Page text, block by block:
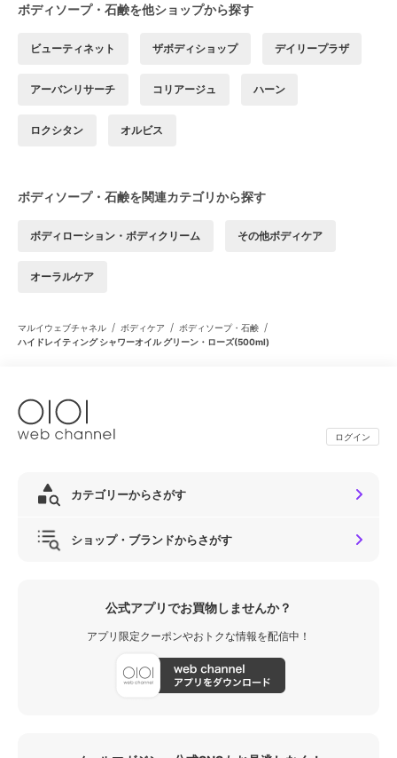
ボディソープ・石鹸を他ショップから探す
ビューティネット ザボディショップ デイリープラザ
アーバンリサーチ コリアージュ ハーン
ロクシタン オルビス
ボディソープ・石鹸を関連カテゴリから探す
ボディローション・ボディクリーム その他ボディケア
オーラルケア
マルイウェブチャネル / ボディケア / ボディソープ・石鹸 /
ハイドレイティング シャワーオイル グリーン・ローズ(500ml)
ログイン
カテゴリーからさがす
ショップ・ブランドからさがす
公式アプリでお買物しませんか？
アプリ限定クーポンやおトクな情報を配信中！